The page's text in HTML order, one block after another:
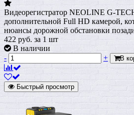
Видеорегистратор NEOLINE G-
дополнительной Full HD камерой,
нюансы дорожной обстановки
422 руб. за 1 шт
В наличии
-
+ В
Быстрый просмотр